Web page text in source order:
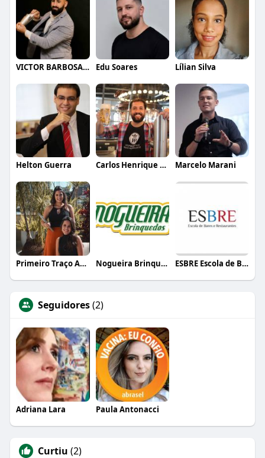
VICTOR BARBOSA QUARANTA Edu Soares Lílian Silva
Helton Guerra Carlos Henrique de Faria Vasconcelos Marcelo Marani
Primeiro Traço Arquitetura Nogueira Brinquedos ESBRE Escola de Bares e Restaurantes
Seguidores(2)
Adriana Lara Paula Antonacci
Curtiu (2)